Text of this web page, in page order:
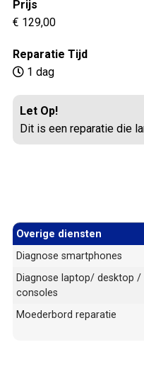
Prijs
€ 129,00
Reparatie Tijd
1 dag
Let Op!
Dit is een reparatie die
Overige diensten
Diagnose smartphones
Diagnose laptop/ desktop /
consoles
Moederbord reparatie